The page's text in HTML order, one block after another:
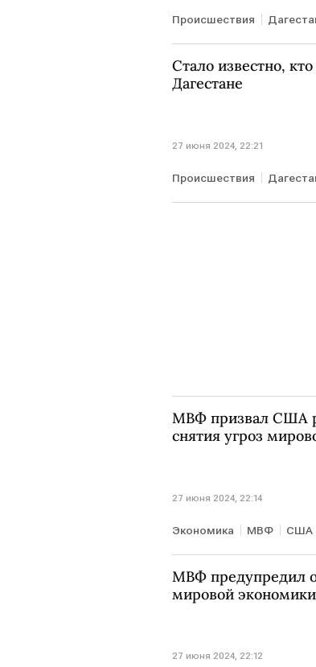
Происшествия
Стало известно,
Дагестане
27 июня 2024, 22:21
Происшествия
МВФ призвал США
снятия угроз
27 июня 2024, 22:14
Экономика МВФ США
МВФ предупредил
мировой экономики
27 июня 2024, 22:12